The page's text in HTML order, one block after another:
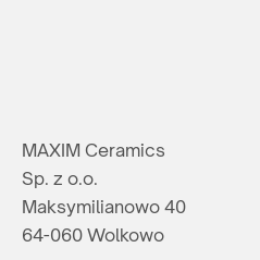
MAXIM Ceramics
Sp. z o.o.
Maksymilianowo 40
64-060 Wolkowo